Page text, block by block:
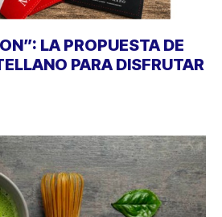
LA PROPUESTA DE
PARA DISFRUTAR